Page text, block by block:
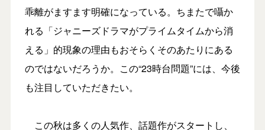
乖離がますます明確になっている。ちまたで囁か
れる「ジャニーズドラマがプライムタイムから消
える」的現象の理由もおそらくそのあたりにある
のではないだろうか。この“23時台問題”には、今後
も注目していただきたい。
この秋は多くの人気作、話題作がスタートし、